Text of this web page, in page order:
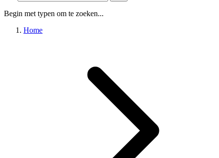
Begin met typen om te zoeken...
Home